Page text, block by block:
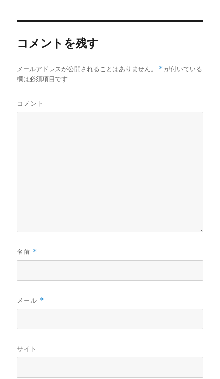
コメントを残す
メールアドレスが公開されることはありません。 * が付いている
欄は必須項目です
コメント
名前 *
メール *
サイト